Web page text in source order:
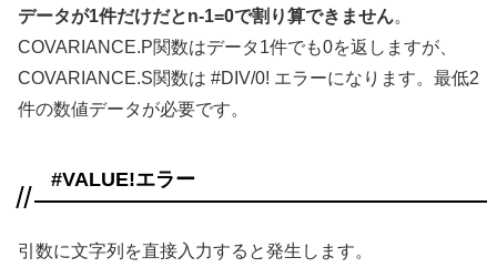
データが1件だけだとn-1=0で割り算できません。
COVARIANCE.P関数はデータ1件でも0を返しますが、
COVARIANCE.S関数は #DIV/0! エラーになります。最低2
件の数値データが必要です。
#VALUE!エラー
引数に文字列を直接入力すると発生します。